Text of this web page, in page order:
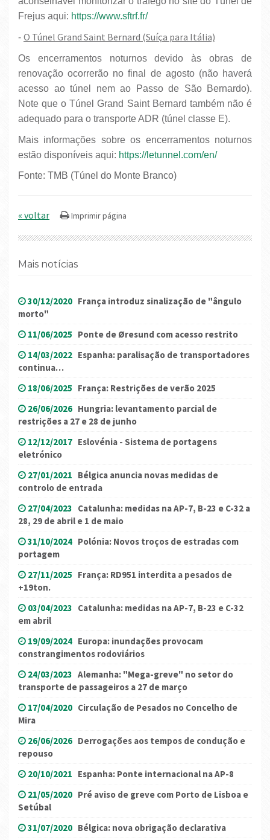
Frejus aqui: https://www.sftrf.fr/
O Túnel Grand Saint Bernard (Suíça para Itália)
Os encerramentos noturnos devido às obras de
renovação ocorrerão no final de agosto (não haverá
acesso ao túnel nem ao Passo de São Bernardo).
Note que o Túnel Grand Saint Bernard também não é
adequado para o transporte ADR (túnel classe E).
Mais informações sobre os encerramentos noturnos
estão disponíveis aqui: https://letunnel.com/en/
Fonte: TMB (Túnel do Monte Branco)
« voltar
Mais notícias
30/12/2020 França introduz sinalização de "ângulo
morto"
11/06/2025 Ponte de Øresund com acesso restrito
14/03/2022 Espanha: paralisação de transportadores
continua…
18/06/2025 França: Restrições de verão 2025
26/06/2026 Hungria: levantamento parcial de
restrições a 27 e 28 de junho
12/12/2017 Eslovénia - Sistema de portagens
eletrónico
27/01/2021 Bélgica anuncia novas medidas de
controlo de entrada
27/04/2023 Catalunha: medidas na AP-7, B-23 e C-32 a
28, 29 de abril e 1 de maio
31/10/2024 Polónia: Novos troços de estradas com
portagem
27/11/2025 França: RD951 interdita a pesados de
+19ton.
03/04/2023 Catalunha: medidas na AP-7, B-23 e C-32
em abril
19/09/2024 Europa: inundações provocam
constrangimentos rodoviários
24/03/2023 Alemanha: "Mega-greve" no setor do
transporte de passageiros a 27 de março
17/04/2020 Circulação de Pesados no Concelho de
Mira
26/06/2026 Derrogações aos tempos de condução e
repouso
20/10/2021 Espanha: Ponte internacional na AP-8
21/05/2020 Pré aviso de greve com Porto de Lisboa e
Setúbal
31/07/2020 Bélgica: nova obrigação declarativa